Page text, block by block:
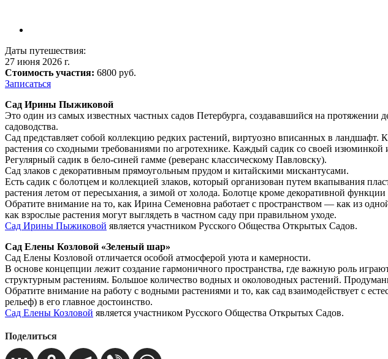
Даты путешествия:
27 июня 2026 г.
Стоимость участия: 6800 руб.
Записаться
Сад Ирины Пыжиковой
Это один из самых известных частных садов Петербурга, создававшийся на
садоводства.
Сад представляет собой коллекцию редких растений, виртуозно вписанных в
растения со сходными требованиями по агротехнике. Каждый садик со своей изюминкой
Регулярный садик в бело-синей гамме (реверанс классическому Павловску).
Сад злаков с декоративным прямоугольным прудом и китайскими мискантусами.
Есть садик с болотцем и коллекцией злаков, который организован путем вкапывания
растения летом от пересыхания, а зимой от холода. Болотце кроме декоративной
Обратите внимание на то, как Ирина Семеновна работает с пространством — как из
как взрослые растения могут выглядеть в частном саду при правильном уходе.
Сад Ирины Пыжиковой является участником Русского Общества Открытых Садов.
Сад Елены Козловой «Зеленый шар»
Сад Елены Козловой отличается особой атмосферой уюта и камерности.
В основе концепции лежит создание гармоничного пространства, где важную роль
структурным растениям. Большое количество водных и околоводных растений.
Обратите внимание на работу с водными растениями и то, как сад взаимодействует с
рельеф) в его главное достоинство.
Сад Елены Козловой является участником Русского Общества Открытых Садов.
Поделиться